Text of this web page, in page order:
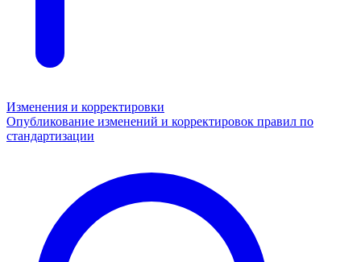
Изменения и корректировки
Опубликование изменений и корректировок правил по
стандартизации